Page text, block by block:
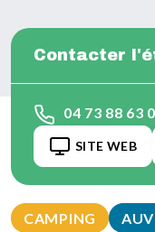
CAMPING
Contacter
04 73 88 63
SITE WEB